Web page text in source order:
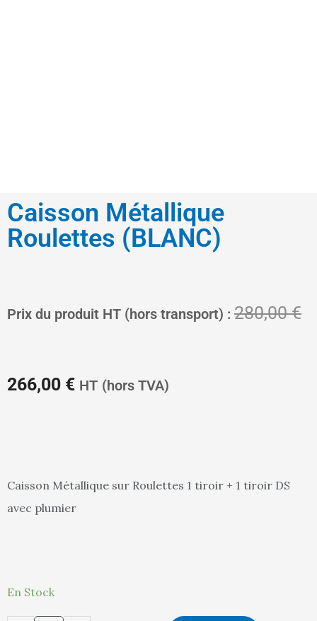
Caisson Métallique
Roulettes (BLANC)
Prix du produit HT (hors transport) : 280,00€
266,00 €
Le
prix
HT (hors TVA)
Caisson Métallique sur Roulettes 1 tiroir + 1 tiroir DS
avec plumier
En Stock
quantité